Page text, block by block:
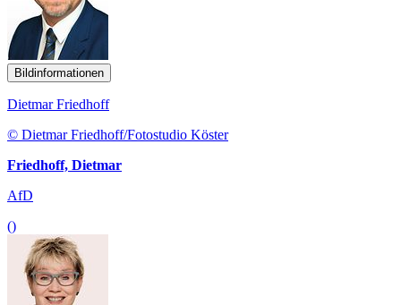
Bildinformationen
Dietmar Friedhoff
© Dietmar Friedhoff/Fotostudio Köster
Friedhoff, Dietmar
AfD
()